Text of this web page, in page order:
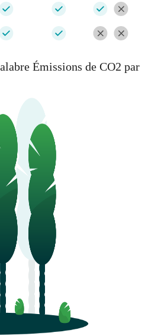
Émissions de CO2 par